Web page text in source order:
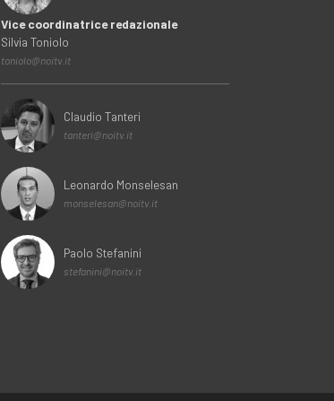
Vice coordinatrice redazionale
Silvia Toniolo
toniolo@noitv.it
Claudio Tanteri
tanteri@noitv.it
Leonardo Monselesan
monselesan@noitv.it
Paolo Stefanini
stefanini@noitv.it